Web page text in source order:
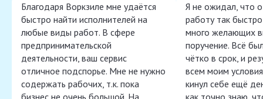
Благодаря Воркзиле мне удаётся
быстро найти исполнителей на
любые виды работ. В сфере
предпринимательской
деятельности, ваш сервис
отличное подспорье. Мне не нужно
содержать рабочих, т.к. пока
Я не ожидал, что
работу так
много желающих
поручение. Всё
чётко в срок, и
всем моим
кинул себе ещё